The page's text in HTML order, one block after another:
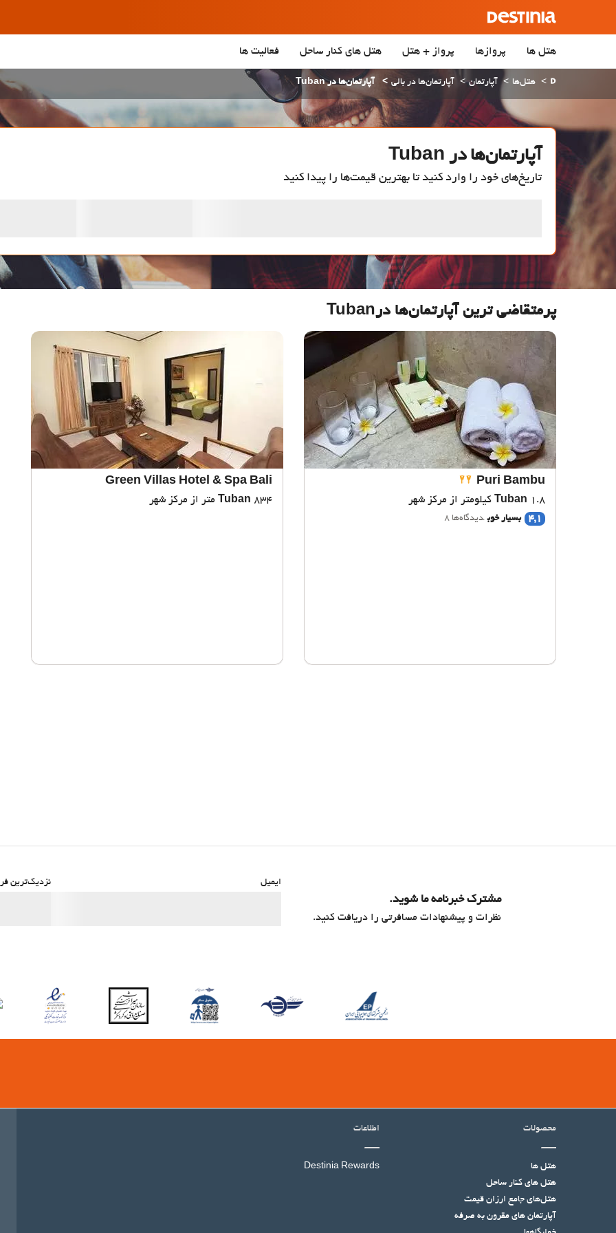
هتل ها پروازها پرواز + هتل هتل‌ های کنار ساحل فعالیت ها
هتل‌ها آپارتمان آپارتمان‌ها در بالی آپارتمان‌ها در Tuban
آپارتمان‌ها در Tuban
تاریخ‌های خود را وارد کنید تا بهترین قیمت‌ها را پیدا کنید
پرمتقاضی ترین آپارتمان‌‌ها درTuban
Puri Bambu
Tuban 1.8 کیلومتر از مرکز شهر
4,1
بسیار خوب دیدگاه‌ها 8
Green Villas Hotel & Spa Bali
Tuban 834 متر از مرکز شهر
مشترک خبرنامه ما شوید.
نظرات و پیشنهادات مسافرتی را دریافت کنید.
ایمیل نزدیک‌ترین
محصولات
هتل ها
هتل‌ های کنار ساحل
هتل‌های جامع ارزان قیمت
آپارتمان های مقرون به صرفه
اطلاعات
Destinia Rewards